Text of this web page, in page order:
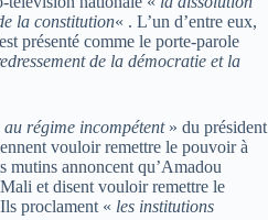
la constitution« . L’un d’entre eux,
présenté comme le porte-parole
de la démocratie et la
au régime incompétent» du président
vouloir remettre le pouvoir à
mutins annoncent qu’Amadou
et disent vouloir remettre le
proclament « les institutions